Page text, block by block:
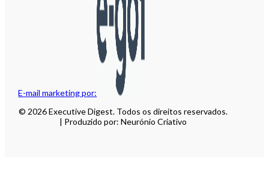
E-mail marketing por:
© 2026 Executive Digest. Todos os direitos reservados.
| Produzido por: Neurónio Criativo